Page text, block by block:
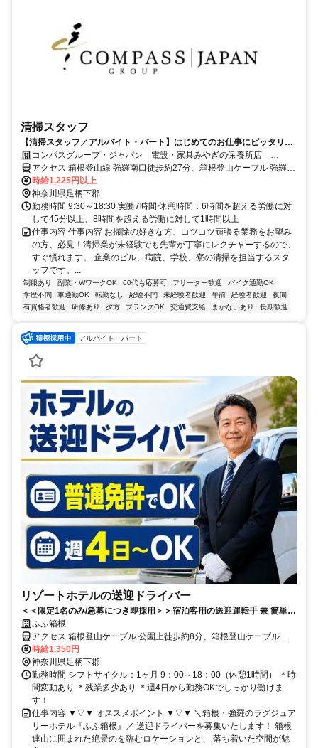
清掃スタッフ
【清掃スタッフ／アルバイト・パート】はじめてのお仕事にピッタリ！
未経験者歓迎♪
コンパスグループ・ジャパン 電設・家具みやぎの保養所店
21018_p
アクセス 箱根登山線 強羅南口徒歩約27分、箱根登山ケーブル 強羅南
口徒歩約27分、箱根登山線 彫刻の森徒歩約27分
時給1,225円以上
神奈川県足柄下郡
勤務時間 9:30～18:30 実働7時間 休憩時間：6時間を超える労働に対
して45分以上、8時間を超える労働に対して1時間以上
仕事内容 仕事内容 お掃除の好きな方、コツコツ頑張る業務をお望み
の方、必見！清掃業が未経験でも先輩が丁寧にレクチャーするので、
すぐ慣れます。 企業のビル、病院、学校、寮の清掃を担当するスタ
ッフです。...
制服あり 副業・WワークOK 60代も応募可 フリーター歓迎
バイク通勤OK
学歴不問
車通勤OK 転勤なし 経験不問 未経験者歓迎 午前 経験者歓迎
夜間
有資格者歓迎
研修あり 夕方 ブランクOK 交通費支給 まかないあり 長期歓迎
アルバイト・パート
リゾートホテルの送迎ドライバー
＜＜限定1名のみ/急募につき即採用＞＞宿泊客用の送迎運転手 兼 簡単な
清掃とレストランの片付け★交通費支給★賄いあり★
ふふ箱根
アクセス 箱根登山ケーブル 公園上徒歩約8分、箱根登山ケーブル 強
羅北口(ケーブル)徒歩約11分、箱根登山線 強羅北口徒歩約11分 箱根
登山鉄道「強羅駅」から徒歩5分
時給1,350円
神奈川県足柄下郡
勤務時間 シフトサイクル：1ヶ月 9：00～18：00（休憩1時間） ＊時
間変動あり ＊残業多少あり ＊週4日から勤務OKでしっかり働けま
す！
仕事内容 ▼▽▼ オススメポイント ▼▽▼ ＼箱根・強羅のラグジュア
リーホテル『ふふ箱根』／ 送迎ドライバーを募集いたします！ 箱根
連山に囲まれた絶景のを臨むロケーションと、 落ち着いた空間が魅